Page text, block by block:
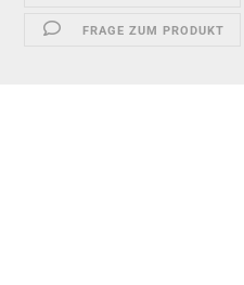
FRAGE ZUM PRODUKT